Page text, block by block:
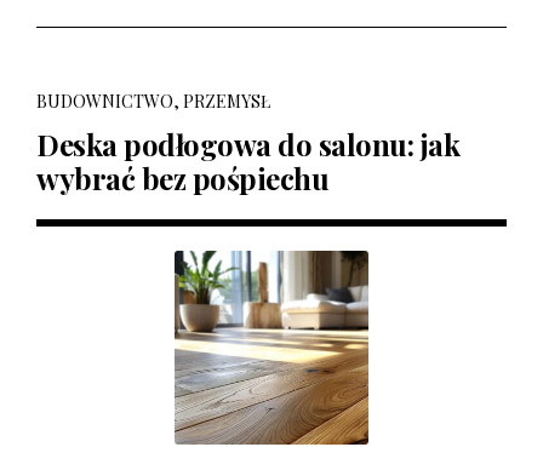
BUDOWNICTWO, PRZEMYSŁ
Deska podłogowa do salonu: jak
wybrać bez pośpiechu